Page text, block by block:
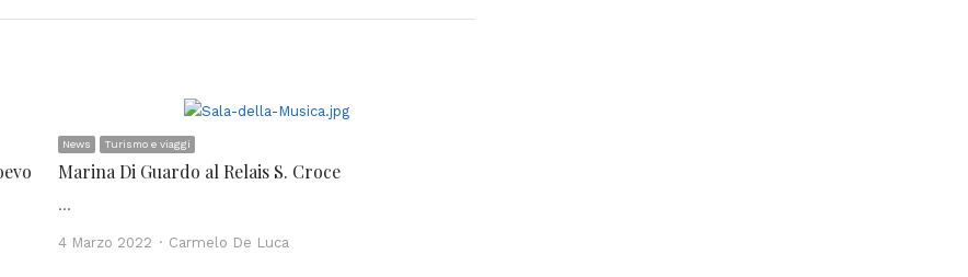
News Turismo e viaggi
Marina Di Guardo al Relais S. Croce
…
4 Marzo 2022 Author
Carmelo De Luca